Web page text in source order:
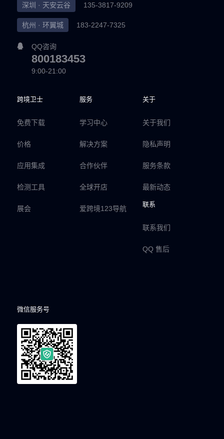
深圳 · 天安云谷 135-3817-9209
杭州 · 环翼城 183-2247-7325
QQ咨询
800183453
9:00-21:00
跨境卫士
免费下载
价格
应用集成
检测工具
展会
服务
学习中心
解决方案
合作伙伴
全球开店
爱跨境123导航
关于
关于我们
隐私声明
服务条款
最新动态
联系
联系我们
QQ 售后
微信服务号